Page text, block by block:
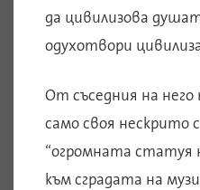
да цивилизова
одухотвори
От съседния на
само своя нескрито
“огромната статуя
към сградата на